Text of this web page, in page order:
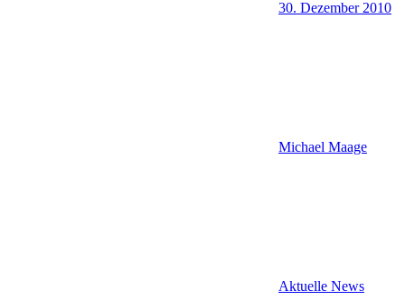
30. Dezember 2010
Michael Maage
Aktuelle News